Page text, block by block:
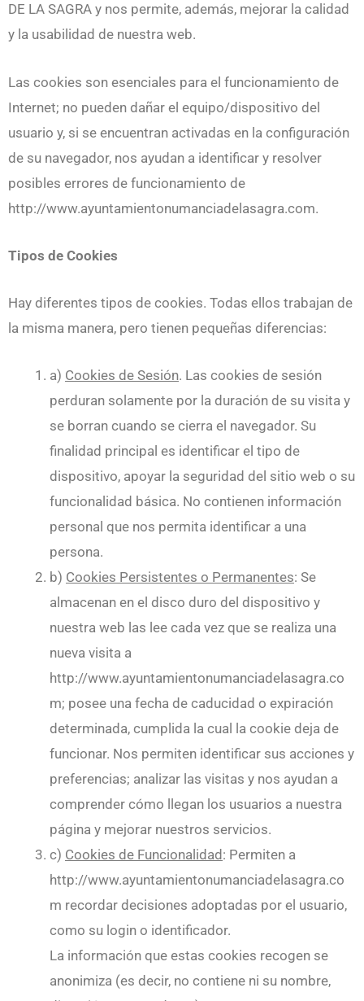
DE LA SAGRA y nos permite, además, mejorar la calidad
y la usabilidad de nuestra web.
Las cookies son esenciales para el funcionamiento de
Internet; no pueden dañar el equipo/dispositivo del
usuario y, si se encuentran activadas en la configuración
de su navegador, nos ayudan a identificar y resolver
posibles errores de funcionamiento de
http://www.ayuntamientonumanciadelasagra.com.
Tipos de Cookies
Hay diferentes tipos de cookies. Todas ellos trabajan de
la misma manera, pero tienen pequeñas diferencias:
a) Cookies de Sesión. Las cookies de sesión
perduran solamente por la duración de su visita y
se borran cuando se cierra el navegador. Su
finalidad principal es identificar el tipo de
dispositivo, apoyar la seguridad del sitio web o su
funcionalidad básica. No contienen información
personal que nos permita identificar a una
persona.
b) Cookies Persistentes o Permanentes: Se
almacenan en el disco duro del dispositivo y
nuestra web las lee cada vez que se realiza una
nueva visita a
http://www.ayuntamientonumanciadelasagra.co
m; posee una fecha de caducidad o expiración
determinada, cumplida la cual la cookie deja de
funcionar. Nos permiten identificar sus acciones y
preferencias; analizar las visitas y nos ayudan a
comprender cómo llegan los usuarios a nuestra
página y mejorar nuestros servicios.
c) Cookies de Funcionalidad : Permiten a
http://www.ayuntamientonumanciadelasagra.co
m recordar decisiones adoptadas por el usuario,
como su login o identificador.
La información que estas cookies recogen se
anonimiza (es decir, no contiene ni su nombre,